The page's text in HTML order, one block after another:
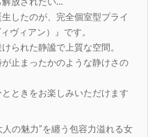
したのが、完全個室型プライ
ヴィアン）』です。
られた静謐で上質な空間。
止まったかのような静けさの
ときをお楽しみいただけます
の魅力”を纏う包容力溢れる女